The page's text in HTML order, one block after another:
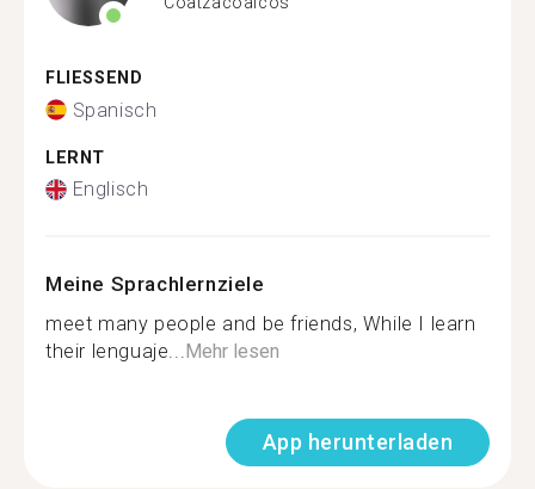
FLIESSEND
Spanisch
LERNT
Englisch
Meine Sprachlernziele
meet many people and be friends, While I learn
their lenguaje...Mehr lesen
App herunterladen